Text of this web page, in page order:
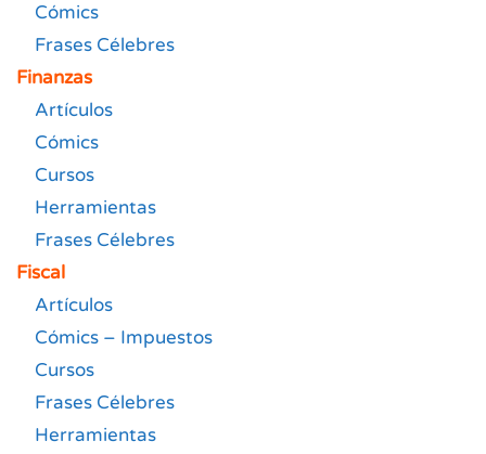
Cómics
Frases Célebres
Finanzas
Artículos
Cómics
Cursos
Herramientas
Frases Célebres
Fiscal
Artículos
Cómics – Impuestos
Cursos
Frases Célebres
Herramientas